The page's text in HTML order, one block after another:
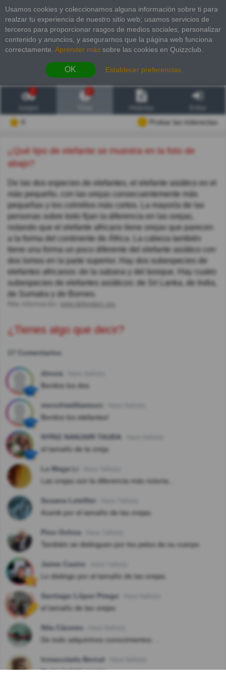
Usamos cookies y coleccionamos alguna información sobre ti para
realzar tu experiencia de nuestro sitio web; usamos servicios de
terceros para proporcionar rasgos de medios sociales, personalizar
contenido y anuncios, y asegurarnos que la página web funciona
correctamente. Aprender más sobre las cookies en Quizzclub.
OK Establecer preferencias
2
Probar las inderectas
¿Qué tipo de elefante se muestra en la foto de
abajo?
De las dos especies de elefantes, el elefante asiático es el
más pequeño, con las orejas consecuentemente más
pequeñas y los colmillos más cortos. La mayoría de las
personas sobre todo fijan la diferencia en las orejas,
notando que el elefante africano tiene orejas que parecen
a la forma del continente de África. La cabeza también
tiene una forma un poco diferente del elefante asiático con
dos lomos en la parte superior. Hay dos subespecies de
elefantes africanos: de la sabana y del bosque. Hay cuatro
subespecies de elefantes asiáticos: de Sri Lanka, de India,
de Sumatra y de Borneo.
www.defenders.org
¿Tienes algo que decir?
17 Comentarios
dinora
Bonitos los dos
monchiwilliamson
Bonitos los elefantes!
NYRIZ NANJARI TAUDA
el tamaño de la oreja
La Maga Li
Las orejas son la diferencia más notoria...
Susana Letellier
Acerté por el tamaño de las orejas
Pino Ochoa
También se distinguen por los pelos de su cuerpo
Jaime Castro
Lo distingo por el tamaño de las orejas.
Santiago López Priego
el tamaño de las orejas
Nila Cáceres
De todo adquirimos conocimientos. ..
Inmaculada Bernal
No ha habido suerte.